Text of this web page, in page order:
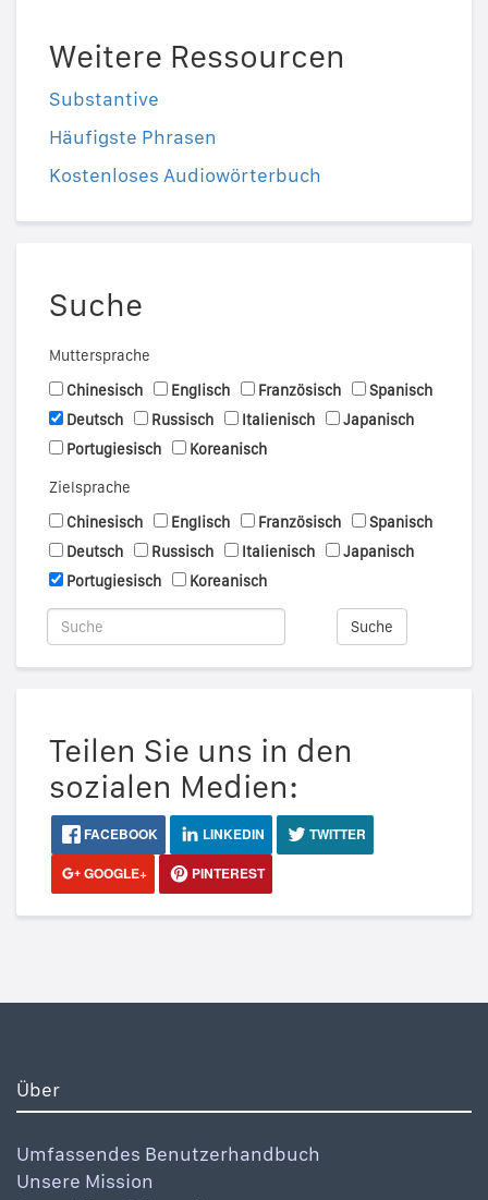
Weitere Ressourcen
Substantive
Häufigste Phrasen
Kostenloses Audiowörterbuch
Suche
Muttersprache
Chinesisch
Englisch Französisch
Spanisch
Deutsch
Russisch Italienisch
Japanisch
Portugiesisch
Koreanisch
Zielsprache
Chinesisch
Englisch Französisch
Spanisch
Deutsch
Russisch Italienisch
Japanisch
Portugiesisch
Koreanisch
Suche
Teilen Sie uns in den
sozialen Medien:
FACEBOOK LINKEDIN
TWITTER
GOOGLE+
PINTEREST
Über
Umfassendes Benutzerhandbuch
Unsere Mission